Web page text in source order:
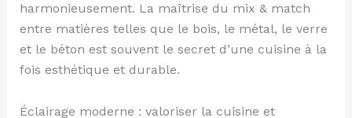
harmonieusement. La maîtrise du mix & match
entre matières telles que le bois, le métal, le verre
et le béton est souvent le secret d’une cuisine à la
fois esthétique et durable.
Éclairage moderne : valoriser la cuisine et